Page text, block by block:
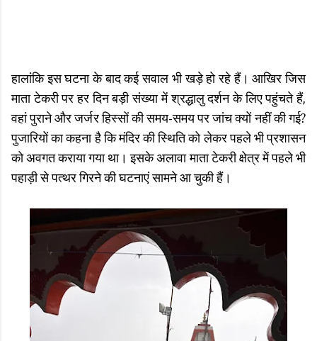
हालांकि इस घटना के बाद कई सवाल भी खड़े हो रहे हैं। आखिर जिस
माता टेकरी पर हर दिन बड़ी संख्या में श्रद्धालु दर्शन के लिए पहुंचते हैं,
वहां पुराने और जर्जर हिस्सों की समय-समय पर जांच क्यों नहीं की गई?
पुजारियों का कहना है कि मंदिर की स्थिति को लेकर पहले भी प्रशासन
को अवगत कराया गया था। इसके अलावा माता टेकरी क्षेत्र में पहले भी
पहाड़ी से पत्थर गिरने की घटनाएं सामने आ चुकी हैं।